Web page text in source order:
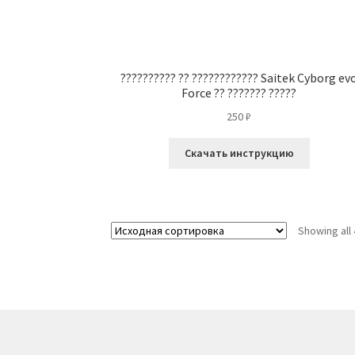
?????????? ?? ???????????? Saitek Cyborg
Force ?? ??????? ?????
250₽
Скачать инструкцию
Showing all